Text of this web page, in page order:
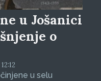
u Jošanici
o
u selu